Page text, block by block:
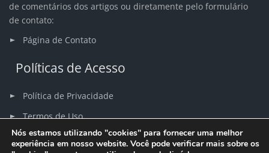
de comentários dos artigos ou diretamente pelo formulário
de contato:
Página de Contato
Políticas de Acesso
Política de Privacidade
Termos de Uso
Sitemap
Nós estamos utilizando "cookies" para fornecer uma melhor
experiência em nosso website. Você pode verificar mais sobre os